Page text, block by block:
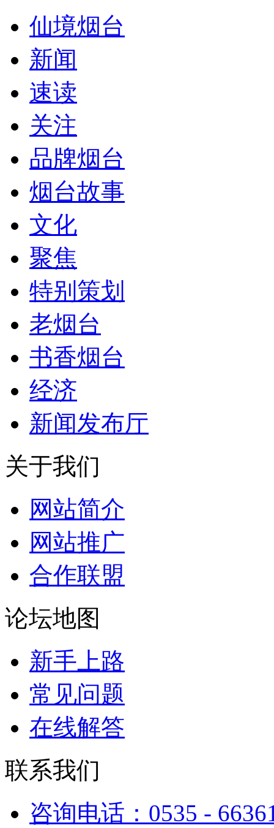
仙境烟台
新闻
速读
关注
品牌烟台
烟台故事
文化
聚焦
特别策划
老烟台
书香烟台
经济
新闻发布厅
关于我们
网站简介
网站推广
合作联盟
论坛地图
新手上路
常见问题
在线解答
联系我们
咨询电话：0535 -